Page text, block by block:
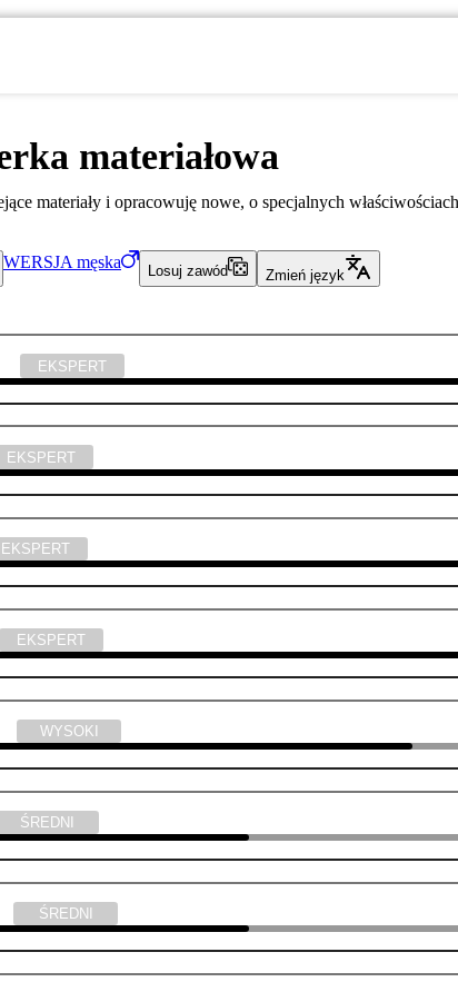
materiałowa
materiały i opracowuję nowe, o specjalnych
WERSJA męska
Losuj zawód Zmień język
EKSPERT
EKSPERT
EKSPERT
EKSPERT
WYSOKI
ŚREDNI
ŚREDNI